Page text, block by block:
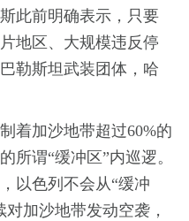
此前明确表示，只要
地区、大规模违反停
勒斯坦武装团体，哈
加沙地带超过60%的
所谓“缓冲区”内巡逻。
以色列不会从“缓冲
加沙地带发动空袭，